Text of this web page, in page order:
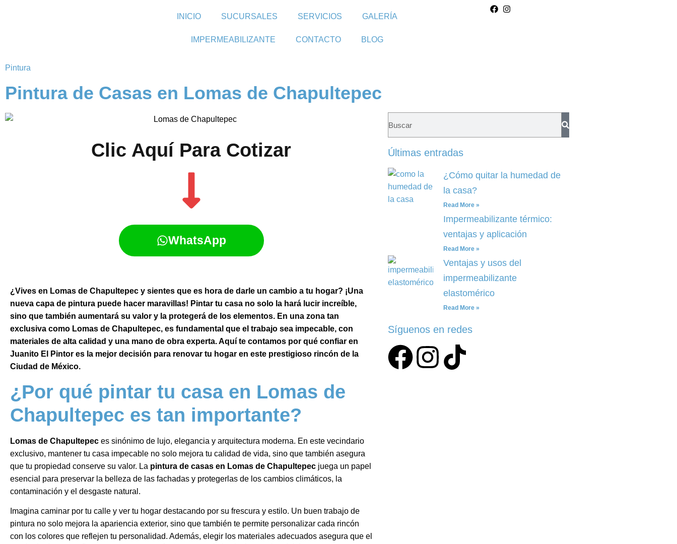
INICIO SUCURSALES SERVICIOS GALERÍA
IMPERMEABILIZANTE CONTACTO BLOG
Pintura
Pintura de Casas en Lomas de Chapultepec
Clic Aquí Para Cotizar​
WhatsApp
¿Vives en Lomas de Chapultepec y sientes que es hora de darle un cambio a tu hogar? ¡Una
nueva capa de pintura puede hacer maravillas! Pintar tu casa no solo la hará lucir increíble,
sino que también aumentará su valor y la protegerá de los elementos. En una zona tan
exclusiva como Lomas de Chapultepec, es fundamental que el trabajo sea impecable, con
materiales de alta calidad y una mano de obra experta. Aquí te contamos por qué confiar en
Juanito El Pintor es la mejor decisión para renovar tu hogar en este prestigioso rincón de la
Ciudad de México.
¿Por qué pintar tu casa en Lomas de
Chapultepec es tan importante?
Lomas de Chapultepec es sinónimo de lujo, elegancia y arquitectura moderna. En este vecindario
exclusivo, mantener tu casa impecable no solo mejora tu calidad de vida, sino que también asegura
que tu propiedad conserve su valor. La pintura de casas en Lomas de Chapultepec juega un papel
esencial para preservar la belleza de las fachadas y protegerlas de los cambios climáticos, la
contaminación y el desgaste natural.
Imagina caminar por tu calle y ver tu hogar destacando por su frescura y estilo. Un buen trabajo de
pintura no solo mejora la apariencia exterior, sino que también te permite personalizar cada rincón
con los colores que reflejen tu personalidad. Además, elegir los materiales adecuados asegura que el
Últimas entradas
¿Cómo quitar la humedad de
la casa?
Read More »
Impermeabilizante térmico:
ventajas y aplicación
Read More »
Ventajas y usos del
impermeabilizante
elastomérico
Read More »
Síguenos en redes